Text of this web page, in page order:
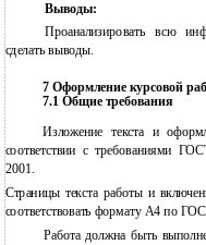
Выводы:
Проанализировать всю
сделать выводы.
7 Оформление курсовой
7.1 Общие требования
Изложение текста и
соответствии с требованиями
2001.
Страницы текста работы и
соответствовать формату А4 по
Работа должна быть